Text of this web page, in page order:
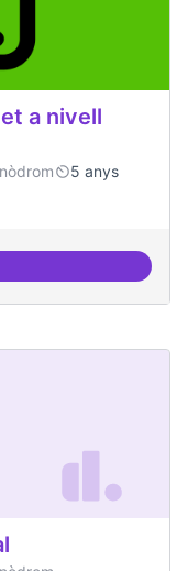
a nivell
5 anys
- guifinet a